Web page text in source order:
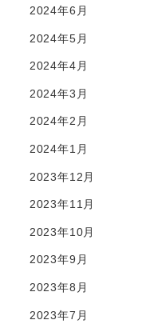
2024年6月
2024年5月
2024年4月
2024年3月
2024年2月
2024年1月
2023年12月
2023年11月
2023年10月
2023年9月
2023年8月
2023年7月